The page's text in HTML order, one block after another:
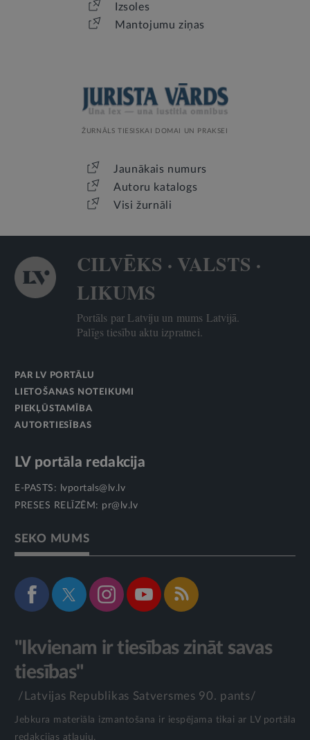
Izsoles
Mantojumu ziņas
ŽURNĀLS TIESISKAI DOMAI UN PRAKSEI
Jaunākais numurs
Autoru katalogs
Visi žurnāli
CILVĒKS · VALSTS ·
LIKUMS
Portāls par Latviju un mums Latvijā.
Palīgs tiesību aktu izpratnei.
PAR LV PORTĀLU
LIETOŠANAS NOTEIKUMI
PIEKĻŪSTAMĪBA
AUTORTIESĪBAS
LV portāla redakcija
E-PASTS:
lvportals@lv.lv
PRESES RELĪZĒM: pr@lv.lv
SEKO MUMS
"Ikvienam ir tiesības zināt savas
tiesības"
/Latvijas Republikas Satversmes 90. pants/
Jebkura materiāla izmantošana ir iespējama tikai ar LV portāla
redakcijas atļauju.